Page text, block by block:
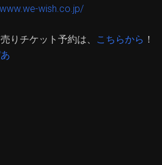
wish.co.jp/
りチケット予約は、 こちらから ！